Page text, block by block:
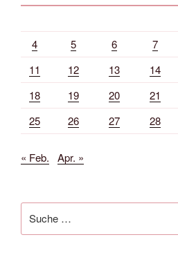
4
5 6 7
11
12 13 14
18
19 20 21
25
26 27 28
« Feb. Apr. »
nach: